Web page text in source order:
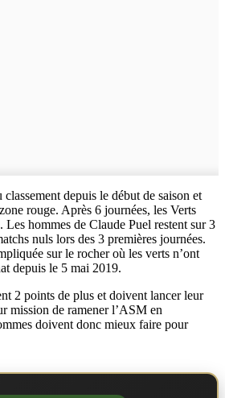
depuis le début de saison et
rouge. Après 6 journées, les Verts
Les hommes de Claude Puel restent sur 3
nuls lors des 3 premières journées.
sur le rocher où les verts n’ont
depuis le 5 mai 2019.
2 points de plus et doivent lancer leur
mission de ramener l’ASM en
doivent donc mieux faire pour